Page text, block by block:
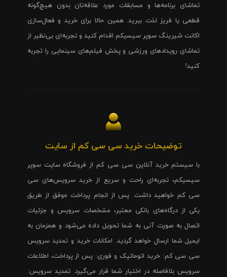
تماشای برنامه‌ها و مسابقات مورد علاقه‌تان بدون هیچ‌گونه
قطعی یا فریز لذت ببرید. همین حالا برای خرید و فعال‌سازی
اکانت شیرینگ سوپر سیسیکم اقدام کنید و تجربه‌ای بی‌نظیر از
تماشای رویدادهای ورزشی و پخش فیلم‌های سینمایی را تجربه
کنید!
توضیحات خرید سی سی کم از سایت
با سیستم خرید آنلاین سی سی کم از فروشگاه سایت سوپر
سیسیکم، تجربه‌ای راحت و سریع از خرید سرویس‌های سی
سی کم خواهید داشت. پس از انجام پرداخت موفق از طریق
یکی از درگاه‌های بانکی معتبر، مشخصات سرویس و جزئیات
اتصال به صورت آنی به شما تحویل داده می‌شود و همزمان به
ایمیل شما ارسال خواهد گردید. امکانات خرید و تمدید سرویس
سی سی کم: خرید اتوماتیک و فوری: پس از پرداخت، اطلاعات
سرویس بلافاصله در اختیار شما قرار می‌گیرد. تمدید سرویس: